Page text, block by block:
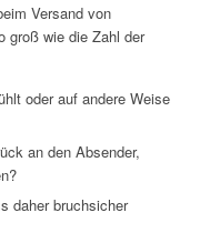
Versand von
groß wie die Zahl der
oder auf andere Weise
an den Absender,
daher bruchsicher